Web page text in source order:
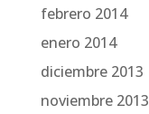
febrero 2014
enero 2014
diciembre 2013
noviembre 2013